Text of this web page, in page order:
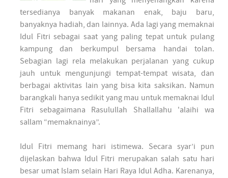
tersedianya banyak makanan enak, baju baru,
banyaknya hadiah, dan lainnya. Ada lagi yang memaknai
Idul Fitri sebagai saat yang paling tepat untuk pulang
kampung dan berkumpul bersama handai tolan.
Sebagian lagi rela melakukan perjalanan yang cukup
jauh untuk mengunjungi tempat-tempat wisata, dan
berbagai aktivitas lain yang bisa kita saksikan. Namun
barangkali hanya sedikit yang mau untuk memaknai Idul
Fitri sebagaimana Rasulullah Shallallahu 'alaihi wa
sallam “memaknainya”.
Idul Fitri memang hari istimewa. Secara syar’i pun
dijelaskan bahwa Idul Fitri merupakan salah satu hari
besar umat Islam selain Hari Raya Idul Adha. Karenanya,